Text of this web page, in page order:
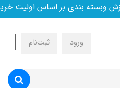
بندی بر اساس اولیت خرید
ورود ثبت‌نام